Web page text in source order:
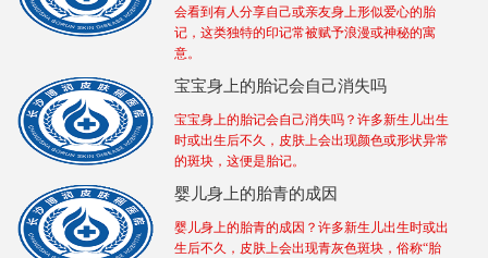
会看到有人分享自己或亲友身上形似爱心的胎
记，这类独特的印记常被赋予浪漫或神秘的寓
意。
宝宝身上的胎记会自己消失吗
宝宝身上的胎记会自己消失吗？许多新生儿出生
时或出生后不久，皮肤上会出现颜色或形状异常
的斑块，这便是胎记。
婴儿身上的胎青的成因
婴儿身上的胎青的成因？许多新生儿出生时或出
生后不久，皮肤上会出现青灰色斑块，俗称“胎